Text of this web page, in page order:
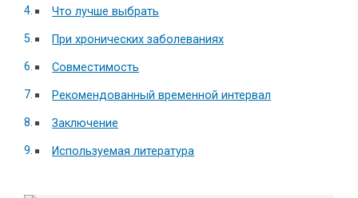
Что лучше выбрать
При хронических заболеваниях
Совместимость
Рекомендованный временной интервал
Заключение
Используемая литература